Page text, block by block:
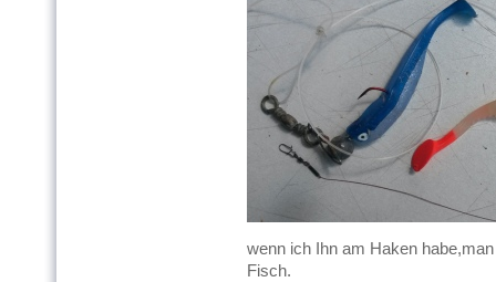
wenn ich Ihn am Haken
Fisch.